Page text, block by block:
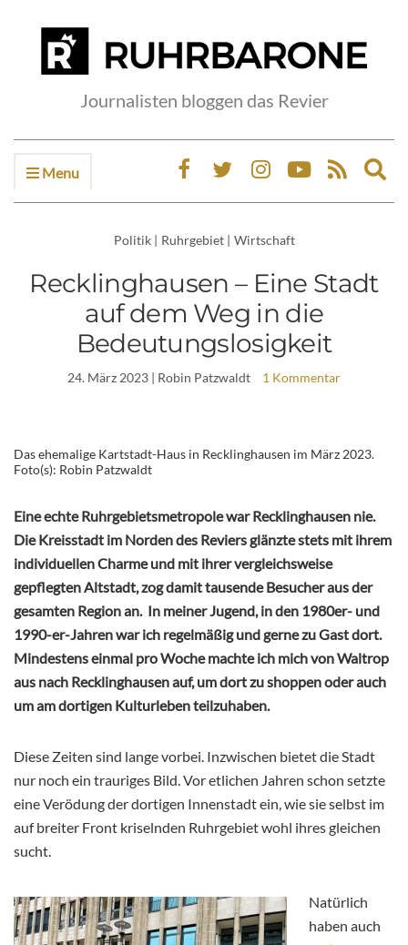
Journalisten bloggen das Revier
Menu
Politik | Ruhrgebiet | Wirtschaft
Recklinghausen – Eine Stadt
auf dem Weg in die
Bedeutungslosigkeit
24. März 2023 | Robin Patzwaldt 1 Kommentar
Das ehemalige Kartstadt-Haus in Recklinghausen im März 2023.
Foto(s): Robin Patzwaldt
Eine echte Ruhrgebietsmetropole war Recklinghausen nie.
Die Kreisstadt im Norden des Reviers glänzte stets mit ihrem
individuellen Charme und mit ihrer vergleichsweise
gepflegten Altstadt, zog damit tausende Besucher aus der
gesamten Region an. In meiner Jugend, in den 1980er- und
1990-er-Jahren war ich regelmäßig und gerne zu Gast dort.
Mindestens einmal pro Woche machte ich mich von Waltrop
aus nach Recklinghausen auf, um dort zu shoppen oder auch
um am dortigen Kulturleben teilzuhaben.
Diese Zeiten sind lange vorbei. Inzwischen bietet die Stadt
nur noch ein trauriges Bild. Vor etlichen Jahren schon setzte
eine Verödung der dortigen Innenstadt ein, wie sie selbst im
auf breiter Front kriselnden Ruhrgebiet wohl ihres gleichen
sucht.
Natürlich
haben auch